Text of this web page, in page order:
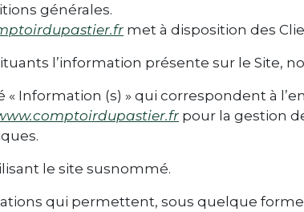
générales.
met à disposition des
l’information présente sur le Site,
« Information (s) » qui correspondent à
pour la gestion
le site susnommé.
qui permettent, sous quelque